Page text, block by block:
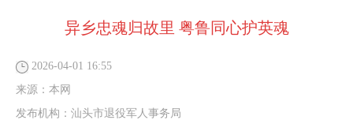
异乡忠魂归故里 粤鲁同心护英魂
2026-04-01 16:55
来源： 本网
发布机构： 汕头市退役军人事务局